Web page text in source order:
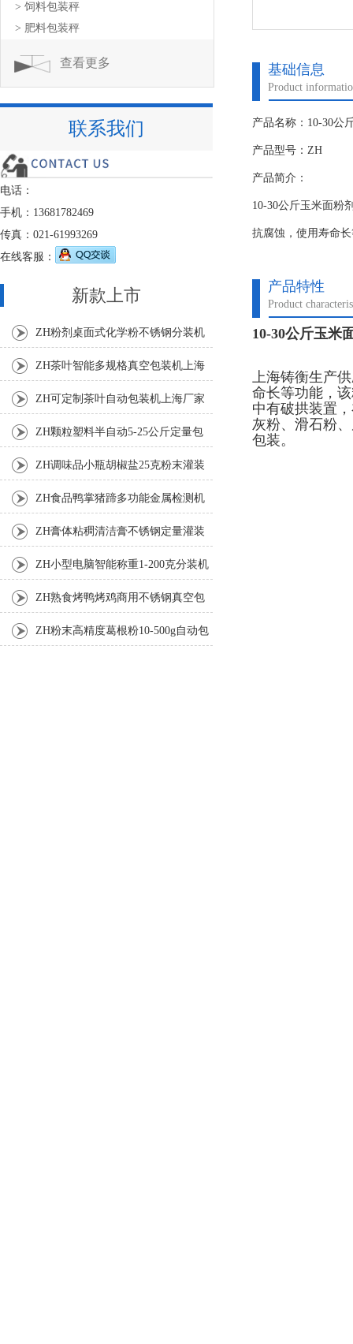
基础信息
Product
产品名称：10-30公
产品型号：ZH
产品简介：
10-30公斤玉米面粉
抗腐蚀，使用寿命
产品特性
Product
10-30公斤玉米
上海铸衡生产
命长等功能，
中有破拱装置
灰粉、滑石粉
包装。
> 饲料包装秤
> 肥料包装秤
查看更多
联系我们
电话：
手机：13681782469
传真：021-61993269
在线客服：
新款上市
ZH粉剂桌面式化学粉不锈钢分装机
ZH茶叶智能多规格真空包装机上海
厂家 ZH可定制茶叶自动包装机上海厂家
ZH颗粒塑料半自动5-25公斤定量包
装机 ZH调味品小瓶胡椒盐25克粉末灌装
ZH食品鸭掌猪蹄多功能金属检测机
ZH膏体粘稠清洁膏不锈钢定量灌装
机厂家 ZH小型电脑智能称重1-200克分装机
ZH熟食烤鸭烤鸡商用不锈钢真空包
装机 ZH粉末高精度葛根粉10-500g自动包